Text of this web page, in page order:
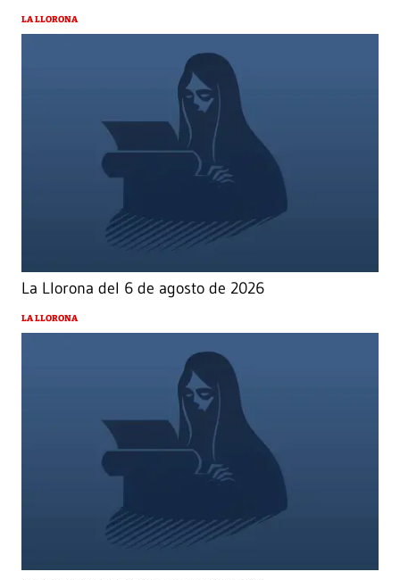
LA LLORONA
La Llorona del 6 de agosto de 2026
LA LLORONA